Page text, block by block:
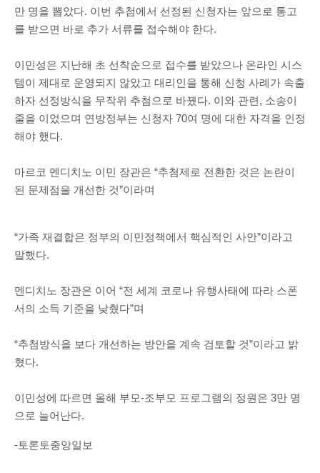
만 명을 뽑았다. 이번 추첨에서 선정된 신청자는 앞으로 통고
를 받으면 바로 추가 서류를 접수해야 한다.
이민성은 지난해 초 선착순으로 접수를 받았으나 온라인 시스
템이 제대로 운영되지 않았고 대리인을 통해 신청 사례가 속출
하자 선정방식을 무작위 추첨으로 바꿨다. 이와 관련, 소송이
줄을 이었으며 연방정부는 신청자 70여 명에 대한 자격을 인정
해야 했다.
마르코 멘디치노 이민 장관은 “추첨제로 전환한 것은 논란이
된 문제점을 개선한 것”이라며
“가족 재결합은 정부의 이민정책에서 핵심적인 사안”이라고
말했다.
멘디치노 장관은 이어 “전 세계 코로나 유행사태에 따라 스폰
서의 소득 기준을 낮췄다”며
“추첨방식을 보다 개선하는 방안을 계속 검토할 것”이라고 밝
혔다.
이민성에 따르면 올해 부모-조부모 프로그램의 정원은 3만 명
으로 늘어난다.
-토론토중앙일보